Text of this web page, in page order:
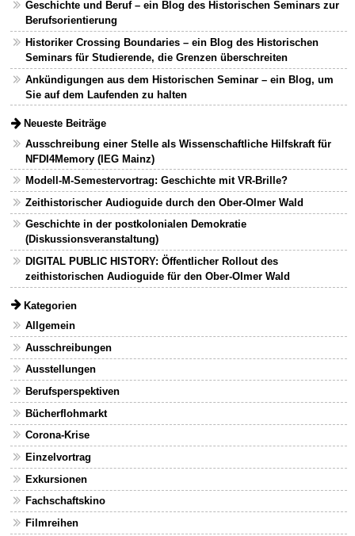
Geschichte und Beruf – ein Blog des Historischen Seminars zur
Berufsorientierung
Historiker Crossing Boundaries – ein Blog des Historischen
Seminars für Studierende, die Grenzen überschreiten
Ankündigungen aus dem Historischen Seminar – ein Blog, um
Sie auf dem Laufenden zu halten
Neueste Beiträge
Ausschreibung einer Stelle als Wissenschaftliche Hilfskraft für
NFDI4Memory (IEG Mainz)
Modell-M-Semestervortrag: Geschichte mit VR-Brille?
Zeithistorischer Audioguide durch den Ober-Olmer Wald
Geschichte in der postkolonialen Demokratie
(Diskussionsveranstaltung)
DIGITAL PUBLIC HISTORY: Öffentlicher Rollout des
zeithistorischen Audioguide für den Ober-Olmer Wald
Kategorien
Allgemein
Ausschreibungen
Ausstellungen
Berufsperspektiven
Bücherflohmarkt
Corona-Krise
Einzelvortrag
Exkursionen
Fachschaftskino
Filmreihen